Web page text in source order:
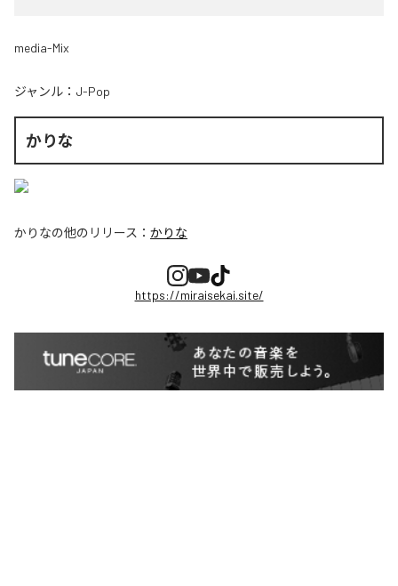
media-Mix
ジャンル： J-Pop
かりな
かりなの他のリリース： かりな
https://miraisekai.site/